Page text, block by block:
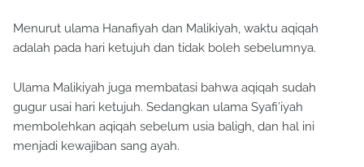
Menurut ulama Hanafiyah dan Malikiyah, waktu aqiqah
adalah pada hari ketujuh dan tidak boleh sebelumnya.
Ulama Malikiyah juga membatasi bahwa aqiqah sudah
gugur usai hari ketujuh. Sedangkan ulama Syafi’iyah
membolehkan aqiqah sebelum usia baligh, dan hal ini
menjadi kewajiban sang ayah.